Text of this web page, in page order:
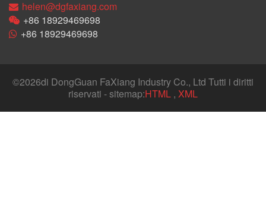
helen@dgfaxiang.com
+86 18929469698
+86 18929469698
©2026di DongGuan FaXiang Industry Co., Ltd Tutti i diritti
riservati - sitemap:HTML , XML